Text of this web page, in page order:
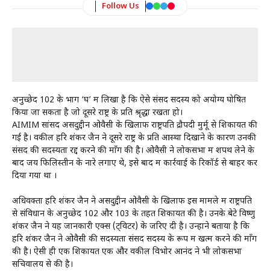
Follow Us
अनुच्छेद 102 के भाग ‘घ’ में लिखा है कि ऐसे संसद सदस्य को अयोग्य घोषित
किया जा सकता है जो दूसरे राष्ट्र के प्रति श्रृद्धा रखता हो।
AIMIM सांसद असदुद्दीन ओवैसी के खिलाफ राष्ट्रपति द्रौपदी मुर्मू से शिकायत की
गई है। वकील हरि शंकर जैन ने दूसरे राष्ट्र के प्रति आस्था दिखाने के कारण उनकी
संसद की सदस्यता रद्द करने की माँग की है। ओवैसी ने लोकसभा में शपथ लेने के
बाद जय फिलिस्तीन के नारे लगाए थे, इसे बाद में कार्रवाई के रिकॉर्ड से बाहर कर
दिया गया था ।
अधिवक्ता हरि शंकर जैन ने असदुद्दीन ओवैसी के खिलाफ इस मामले में राष्ट्रपति
से संविधान के अनुच्छेद 102 और 103 के तहत शिकायत की है। उनके बेटे विष्णु
शंकर जैन ने यह जानकारी एक्स (ट्विटर) के जरिए दी है। उन्होंने बताया है कि
हरि शंकर जैन ने ओवैसी की सदस्यता संसद सदस्य के रूप में खत्म करने की माँग
की है। ऐसी ही एक शिकायत एक और वकील विभोर आनंद ने भी लोकसभा
सचिवालय से की है।